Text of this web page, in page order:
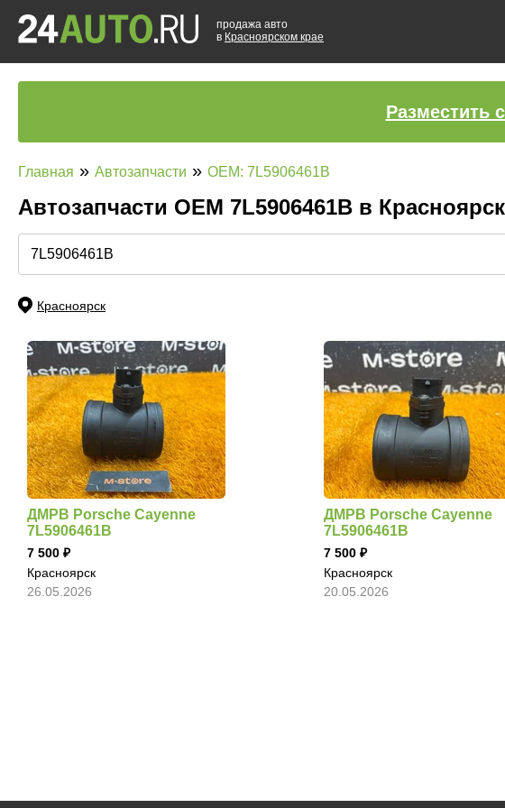
продажа авто
в Красноярском крае
Разместить
Главная » Автозапчасти » OEM: 7L5906461B
Автозапчасти ОЕМ 7L5906461B в
Красноярск
ДМРВ Porsche Cayenne
7L5906461B
7 500
Красноярск
26.05.2026
ДМРВ Porsche Cayenne
7L5906461B
7 500
Красноярск
20.05.2026